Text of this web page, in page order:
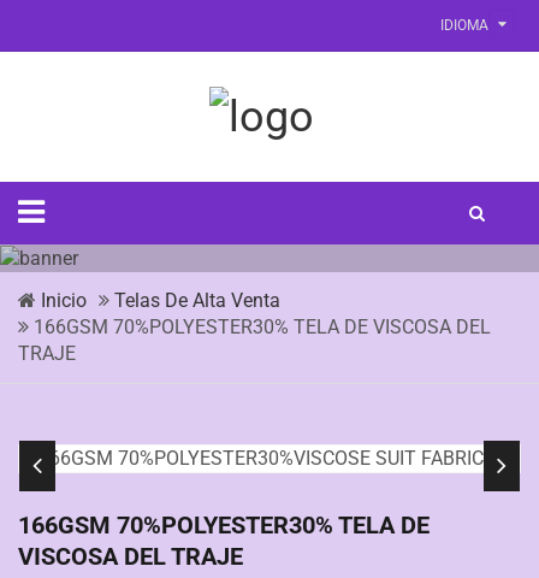
IDIOMA
Inicio
Telas De Alta Venta
166GSM 70%POLYESTER30% TELA DE VISCOSA DEL
TRAJE
166GSM 70%POLYESTER30% TELA DE
VISCOSA DEL TRAJE